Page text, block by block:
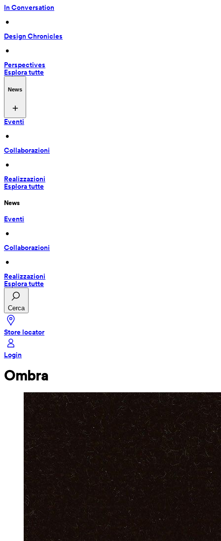
In Conversation
•
Design Chronicles
•
Perspectives
Esplora tutte
News
Eventi
•
Collaborazioni
•
Realizzazioni
Esplora tutte
News
Eventi
•
Collaborazioni
•
Realizzazioni
Esplora tutte
Cerca
Store locator
Login
Ombra